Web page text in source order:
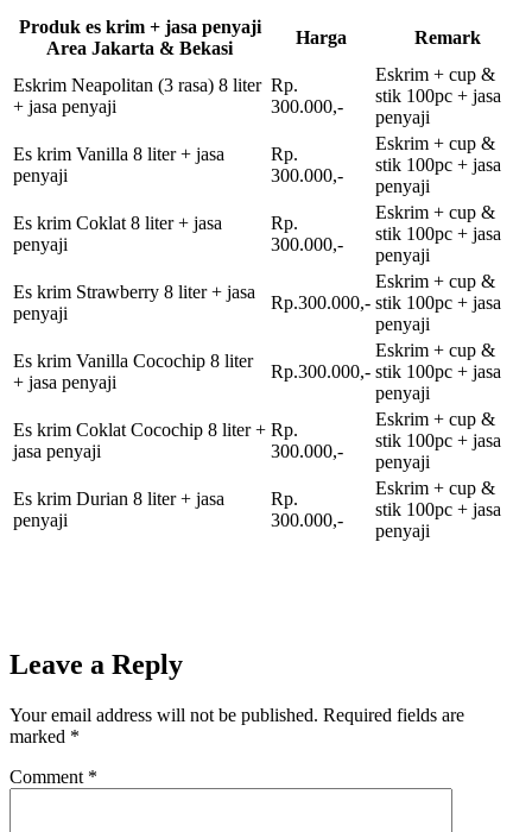
Produk es krim + jasa penyaji
Area Jakarta & Bekasi
Harga Remark
Eskrim Neapolitan (3 rasa) 8 liter
+ jasa penyaji
Rp.
300.000,-
Eskrim + cup &
stik 100pc + jasa
penyaji
Es krim Vanilla 8 liter + jasa
penyaji
Rp.
300.000,-
Eskrim + cup &
stik 100pc + jasa
penyaji
Es krim Coklat 8 liter + jasa
penyaji
Rp.
300.000,-
Eskrim + cup &
stik 100pc + jasa
penyaji
Es krim Strawberry 8 liter + jasa
penyaji
Rp.300.000,-
Eskrim + cup &
stik 100pc + jasa
penyaji
Es krim Vanilla Cocochip 8 liter
+ jasa penyaji
Rp.300.000,-
Eskrim + cup &
stik 100pc + jasa
penyaji
Es krim Coklat Cocochip 8 liter +
jasa penyaji
Rp.
300.000,-
Eskrim + cup &
stik 100pc + jasa
penyaji
Es krim Durian 8 liter + jasa
penyaji
Rp.
300.000,-
Eskrim + cup &
stik 100pc + jasa
penyaji
Leave a Reply
Your email address will not be published. Required fields are
marked *
Comment *